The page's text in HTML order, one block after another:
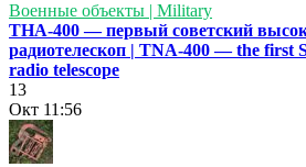
Военные объекты | Military
ТНА-400 — первый советский
радиотелескоп | TNA-400 — the first
radio telescope
13
Окт 11:56